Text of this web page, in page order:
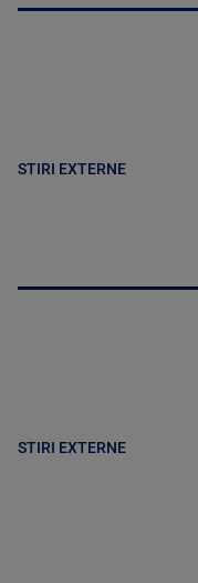
STIRI EXTERNE
STIRI EXTERNE